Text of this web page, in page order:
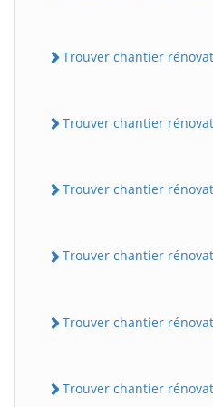
Trouver chantier
Trouver chantier
Trouver chantier
Trouver chantier
Trouver chantier
Trouver chantier